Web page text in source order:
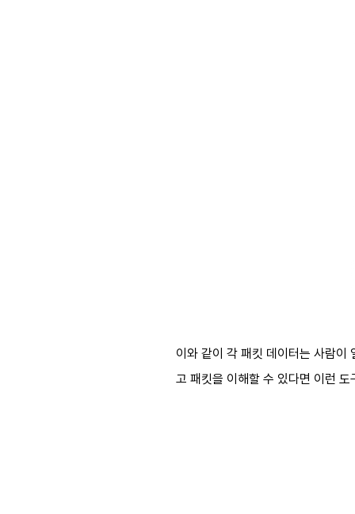
이와 같이 각 패킷 데이터는 사람이
고 패킷을 이해할 수 있다면 이런